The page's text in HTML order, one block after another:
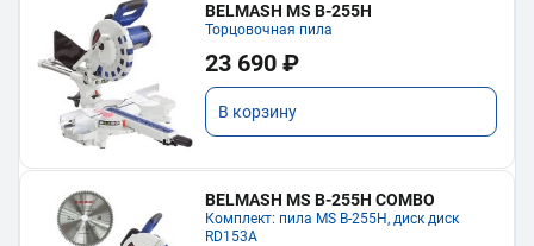
BELMASH MS B-255H
Торцовочная пила
23 690 ₽
В корзину
BELMASH MS B-255H COMBO
Комплект: пила MS B-255H, диск диск
RD153A